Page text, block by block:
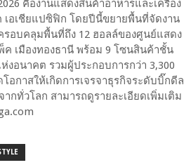
2026 คืองานแสดงสินค้าอาหารและเครื่อง
อเชียแปซิฟิก โดยปีนี้ขยายพื้นที่จัดงาน
ครอบคลุมพื้นที่ถึง 12 ฮอลล์ของศูนย์แสดง
เมืองทองธานี พร้อม 9 โซนสินค้าชั้น
งอนาคต รวมผู้ประกอบการกว่า 3,300
อกาสให้เกิดการเจรจาธุรกิจระดับบิ๊กดีล
กทั่วโลก สามารถดูรายละเอียดเพิ่มเติม